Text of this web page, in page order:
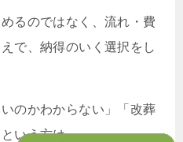
るのではなく、流れ・費
で、納得のいく選択をし
のかわからない」「改葬
いう方は、